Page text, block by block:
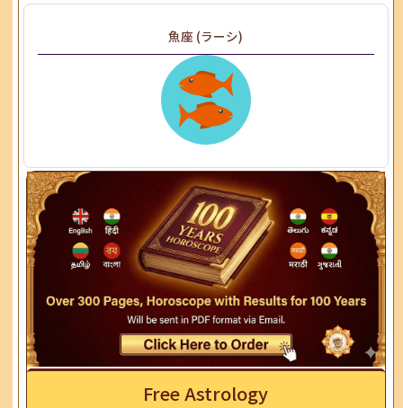
魚座 (ラーシ)
Free Astrology